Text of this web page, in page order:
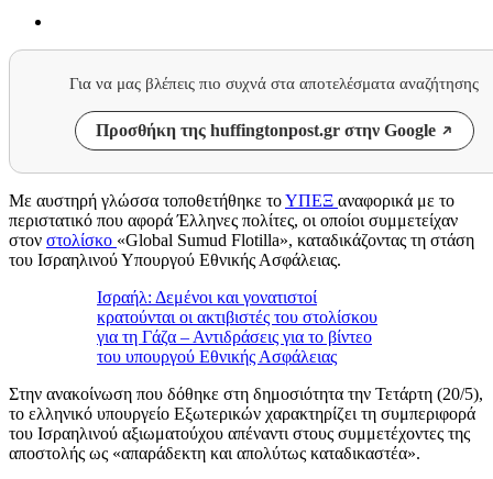
Για να μας βλέπεις πιο συχνά στα αποτελέσματα αναζήτησης
Προσθήκη της huffingtonpost.gr στην Google
Με αυστηρή γλώσσα τοποθετήθηκε τοΥΠΕΞ αναφορικά με το
περιστατικό που αφορά Έλληνες πολίτες, οι οποίοι συμμετείχαν
στον στολίσκο «Global Sumud Flotilla», καταδικάζοντας τη στάση
του Ισραηλινού Υπουργού Εθνικής Ασφάλειας.
Ισραήλ: Δεμένοι και γονατιστοί
κρατούνται οι ακτιβιστές του στολίσκου
για τη Γάζα – Αντιδράσεις για το βίντεο
του υπουργού Εθνικής Ασφάλειας
Στην ανακοίνωση που δόθηκε στη δημοσιότητα την Τετάρτη (20/5),
το ελληνικό υπουργείο Εξωτερικών χαρακτηρίζει τη συμπεριφορά
του Ισραηλινού αξιωματούχου απέναντι στους συμμετέχοντες της
αποστολής ως «απαράδεκτη και απολύτως καταδικαστέα».